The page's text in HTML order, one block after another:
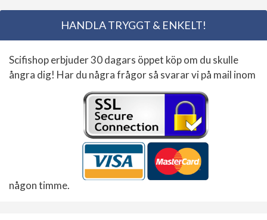
HANDLA TRYGGT & ENKELT!
Scifishop erbjuder 30 dagars öppet köp om du skulle
ångra dig! Har du några frågor så svarar vi på mail inom
någon timme.